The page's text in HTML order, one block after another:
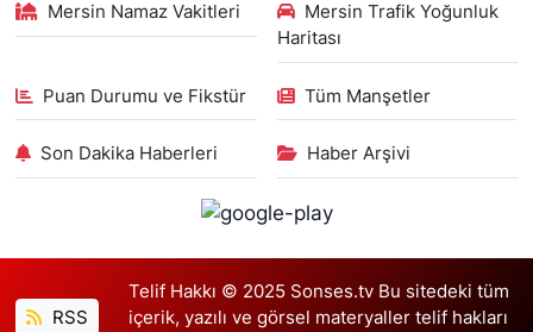
Mersin Namaz Vakitleri
Mersin Trafik Yoğunluk
Haritası
Puan Durumu ve Fikstür Tüm Manşetler
Son Dakika Haberleri Haber Arşivi
RSS
Telif Hakkı © 2025 Sonses.tv Bu sitedeki tüm
içerik, yazılı ve görsel materyaller telif hakları